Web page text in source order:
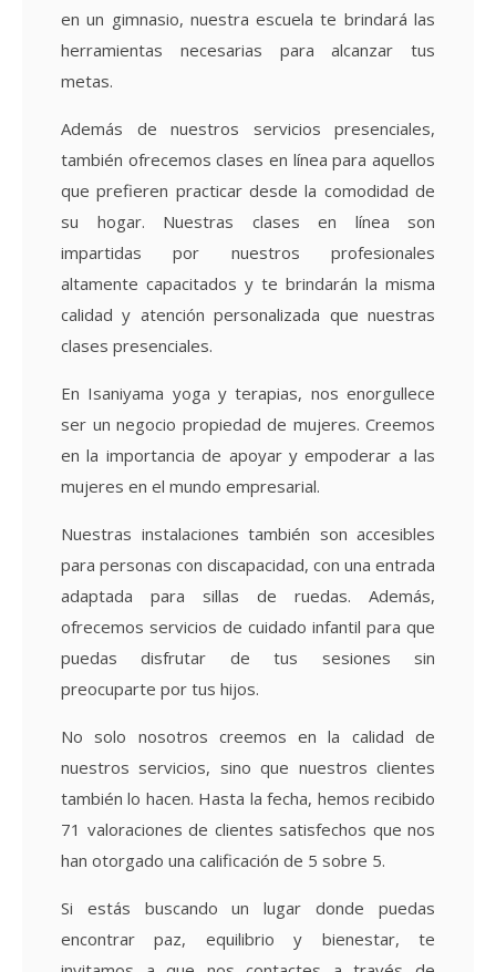
en un gimnasio, nuestra escuela te brindará las
herramientas necesarias para alcanzar tus
metas.
Además de nuestros servicios presenciales,
también ofrecemos clases en línea para aquellos
que prefieren practicar desde la comodidad de
su hogar. Nuestras clases en línea son
impartidas por nuestros profesionales
altamente capacitados y te brindarán la misma
calidad y atención personalizada que nuestras
clases presenciales.
En Isaniyama yoga y terapias, nos enorgullece
ser un negocio propiedad de mujeres. Creemos
en la importancia de apoyar y empoderar a las
mujeres en el mundo empresarial.
Nuestras instalaciones también son accesibles
para personas con discapacidad, con una entrada
adaptada para sillas de ruedas. Además,
ofrecemos servicios de cuidado infantil para que
puedas disfrutar de tus sesiones sin
preocuparte por tus hijos.
No solo nosotros creemos en la calidad de
nuestros servicios, sino que nuestros clientes
también lo hacen. Hasta la fecha, hemos recibido
71 valoraciones de clientes satisfechos que nos
han otorgado una calificación de 5 sobre 5.
Si estás buscando un lugar donde puedas
encontrar paz, equilibrio y bienestar, te